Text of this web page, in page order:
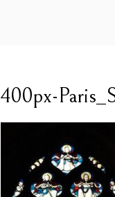
400px-